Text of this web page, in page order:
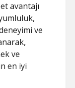
avantajı
ve
ve
en iyi